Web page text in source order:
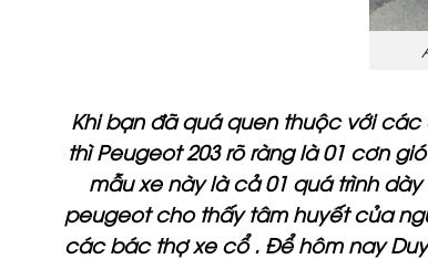
Khi bạn đã quá quen thuộc với các
thì Peugeot 203 rõ ràng là 01 cơn
mẫu xe này là cả 01 quá trình
peugeot cho thấy tâm huyết của
các bác thợ xe cổ . Để hôm nay